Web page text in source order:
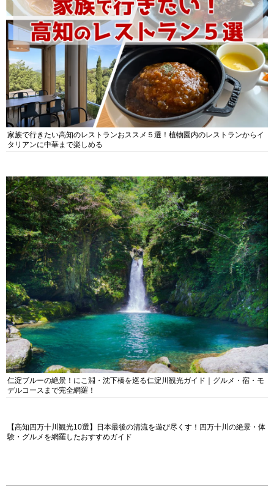
家族で行きたい高知のレストランおススメ５選！植物園内のレストランからイ
タリアンに中華まで楽しめる
仁淀ブルーの絶景！にこ淵・沈下橋を巡る仁淀川観光ガイド｜グルメ・宿・モ
デルコースまで完全網羅！
【高知四万十川観光10選】日本最後の清流を遊び尽くす！四万十川の絶景・体
験・グルメを網羅したおすすめガイド